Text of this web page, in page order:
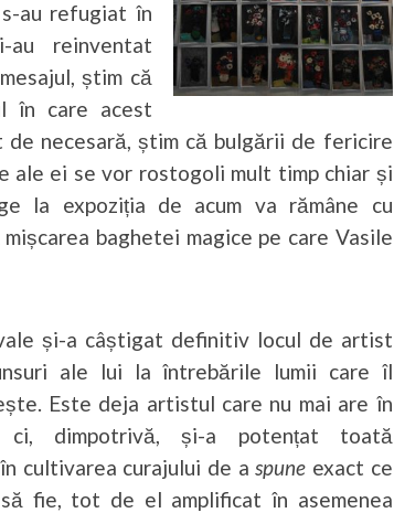
au refugiat în
reinventat
știm că
în care acest
necesară, știm că bulgării de fericire
ale ei se vor rostogoli mult timp chiar și
la expoziția de acum va rămâne cu
baghetei magice pe care Vasile
și-a câștigat definitiv locul de artist
ale lui la întrebările lumii care îl
Este deja artistul care nu mai are în
ci, dimpotrivă, și-a potențat toată
cultivarea curajului de aspune exact ce
fie, tot de el amplificat în asemenea